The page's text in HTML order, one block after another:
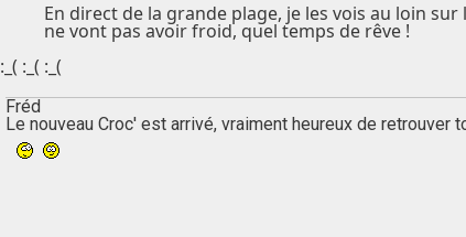
En direct de la grande plage, je les vois au loin
ne vont pas avoir froid, quel temps de rêve !
:_( :_( :_(
Fréd
Le nouveau Croc' est arrivé, vraiment heureux de retrouver